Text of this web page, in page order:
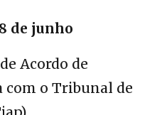
de junho
Acordo de
com o Tribunal de